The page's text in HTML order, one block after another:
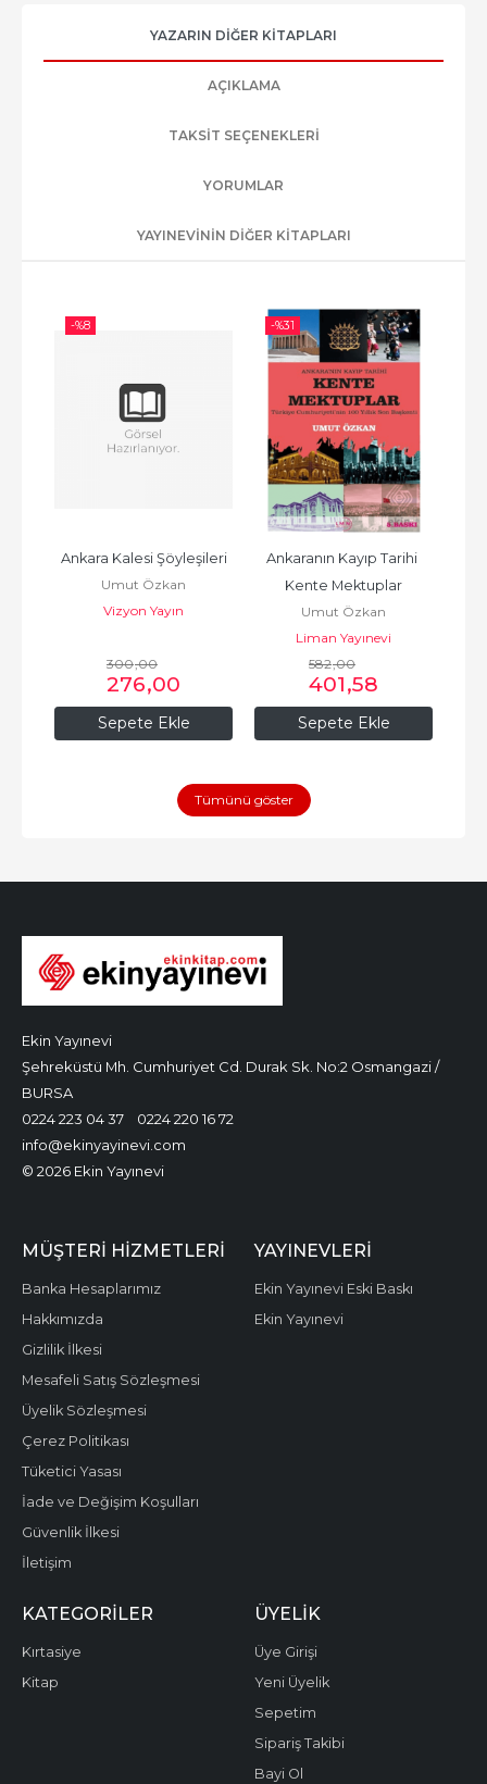
YAZARIN DIĞER KITAPLARI
AÇIKLAMA
TAKSIT SEÇENEKLERI
YORUMLAR
YAYINEVININ DIĞER KITAPLARI
-%8
Sepete Ekle
Ankara Kalesi Şöyleşileri
Umut Özkan
Vizyon Yayın
300,00
276,00
-%31
Sepete Ekle
Ankaranın Kayıp Tarihi
Kente Mektuplar
Umut Özkan
Liman Yayınevi
582,00
401,58
Tümünü göster
Ekin Yayınevi
Şehreküstü Mh. Cumhuriyet Cd. Durak Sk. No:2 Osmangazi /
BURSA
0224 223 04 37
0224 220 16 72
info@ekinyayinevi.com
© 2026 Ekin Yayınevi
MÜŞTERI HIZMETLERI
Banka Hesaplarımız
Hakkımızda
Gizlilik İlkesi
Mesafeli Satış Sözleşmesi
Üyelik Sözleşmesi
Çerez Politikası
Tüketici Yasası
İade ve Değişim Koşulları
Güvenlik İlkesi
İletişim
YAYINEVLERI
Ekin Yayınevi Eski Baskı
Ekin Yayınevi
KATEGORILER
Kırtasiye
Kitap
ÜYELIK
Üye Girişi
Yeni Üyelik
Sepetim
Sipariş Takibi
Bayi Ol